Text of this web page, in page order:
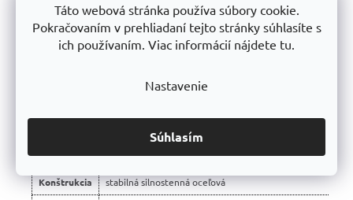
Táto webová stránka používa súbory cookie.
Pokračovaním v prehliadaní tejto stránky súhlasíte s
ich používaním. Viac informácií nájdete tu.
Nastavenie
Súhlasím
výroba s dlhou životnosťou.
✅10 rokov záruka– dôkaz kvality a dlhodobej odolnosti.
regály Trestles RH 🏆
Montáž bezskrutková – jednoduchá
Konštrukcia stabilná silnostenná oceľová